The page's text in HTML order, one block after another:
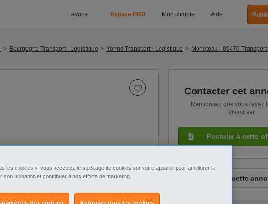
Favoris Espace PRO Mon compte Aide
Bourgogne Transport - Logistique Yonne Transport - Logistique
Moneteau - 89470 Transport
Contacter cet
Mentionnez que vous l'avez
Vivastreet
Postuler à cette
Signaler cette
les cookies », vous acceptez le stockage de cookies sur votre appareil pour améliorer la
son utilisation et contribuer à nos efforts de marketing.
Autoriser tous les cookies
des cookies